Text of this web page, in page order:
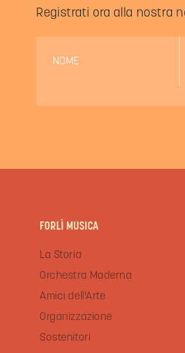
Registrati ora alla nostra
FORLÌ MUSICA
La Storia
Orchestra Maderna
Amici dell'Arte
Organizzazione
Sostenitori